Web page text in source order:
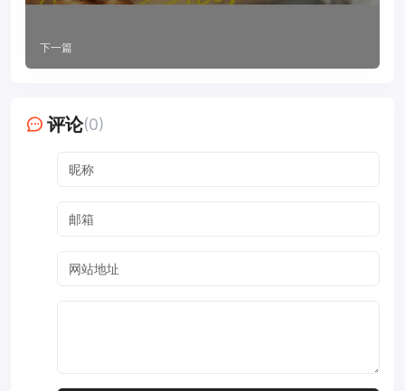
下一篇
评论(0)